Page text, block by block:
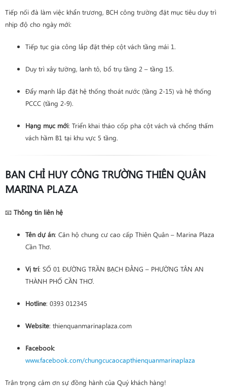
Tiếp nối đà làm việc khẩn trương, BCH công trường đặt mục tiêu duy trì
nhịp độ cho ngày mới:
Tiếp tục gia công lắp đặt thép cột vách tầng mái 1.
Duy trì xây tường, lanh tô, bổ trụ tầng 2 – tầng 15.
Đẩy mạnh lắp đặt hệ thống thoát nước (tầng 2-15) và hệ thống
PCCC (tầng 2-9).
Hạng mục mới: Triển khai tháo cốp pha cột vách và chống thấm
vách hầm B1 tại khu vực 5 tầng.
BAN CHỈ HUY CÔNG TRƯỜNG THIÊN QUÂN
MARINA PLAZA
📧 Thông tin liên hệ
Tên dự án: Căn hộ chung cư cao cấp Thiên Quân – Marina Plaza
Cần Thơ.
Vị trí: SỐ 01 ĐƯỜNG TRẦN BẠCH ĐẰNG – PHƯỜNG TÂN AN
THÀNH PHỐ CẦN THƠ.
Hotline: 0393 012345
Website: thienquanmarinaplaza.com
Facebook:
www.facebook.com/chungcucaocapthienquanmarinaplaza
Trân trọng cảm ơn sự đồng hành của Quý khách hàng!